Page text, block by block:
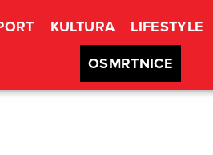
KULTURA LIFESTYLE
OSMRTNICE